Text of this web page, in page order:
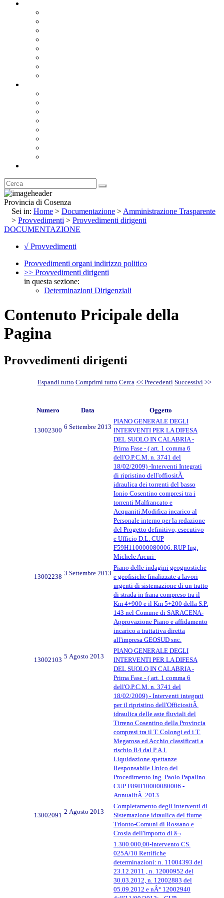
Provincia di Cosenza
Sei in: Home > Documentazione > Amministrazione Trasparente
> Provvedimenti > Provvedimenti dirigenti
DOCUMENTAZIONE
√ Provvedimenti
Provvedimenti organi indirizzo politico
>> Provvedimenti dirigenti
in questa sezione:
Determinazioni Dirigenziali
Contenuto Pricipale della
Pagina
Provvedimenti dirigenti
Espandi tutto Comprimi tutto Cerca << Precedenti Successivi >>
Numero Data Oggetto
13002300 6 Settembre 2013
PIANO GENERALE DEGLI
INTERVENTI PER LA DIFESA
DEL SUOLO IN CALABRIA -
Prima Fase - ( art. 1 comma 6
dell'O.P.C.M. n. 3741 del
18/02/2009) -Interventi Integrati
di ripristino dell'offiositÃ
idraulica dei torrenti del basso
Ionio Cosentino compresi tra i
torrenti Malfrancato e
Acquaniti.Modifica incarico al
Personale interno per la redazione
del Progetto definitivo, esecutivo
e Ufficio D.L. CUP
F59H110000080006. RUP Ing.
Michele Arcuri-
13002238 3 Settembre 2013
Piano delle indagini geognostiche
e geofisiche finalizzate a lavori
urgenti di sistemazione di un tratto
di strada in frana compreso tra il
Km 4+900 e il Km 5+200 della S.P.
143 nel Comune di SARACENA-
Approvazione Piano e affidamento
incarico a trattativa diretta
all'impresa GEOSUD snc.
13002103 5 Agosto 2013
PIANO GENERALE DEGLI
INTERVENTI PER LA DIFESA
DEL SUOLO IN CALABRIA -
Prima Fase - ( art. 1 comma 6
dell'O.P.C.M. n. 3741 del
18/02/2009) - Interventi integrati
per il ripristino dell'OfficiositÃ
idraulica delle aste fluviali del
Tirreno Cosentino della Provincia
compresi tra il T. Colongi ed i T.
Megarosa ed Acchio classificati a
rischio R4 dal P.A.I.
Liquidazione spettanze
Responsabile Unico del
Procedimento Ing. Paolo Papalino.
CUP F89H10000080006 -
AnnualitÃ 2013
13002091 2 Agosto 2013
Completamento degli interventi di
Sistemazione idraulica del fiume
Trionto-Comuni di Rossano e
Crosia dell'importo di â¬
1.300.000,00-Intervento CS.
025A/10 Rettifiche
determinazioni: n. 11004393 del
23.12.2011 , n. 12000952 del
30.03.2012, n. 12002883 del
05.09.2012 e nÂ° 12002940